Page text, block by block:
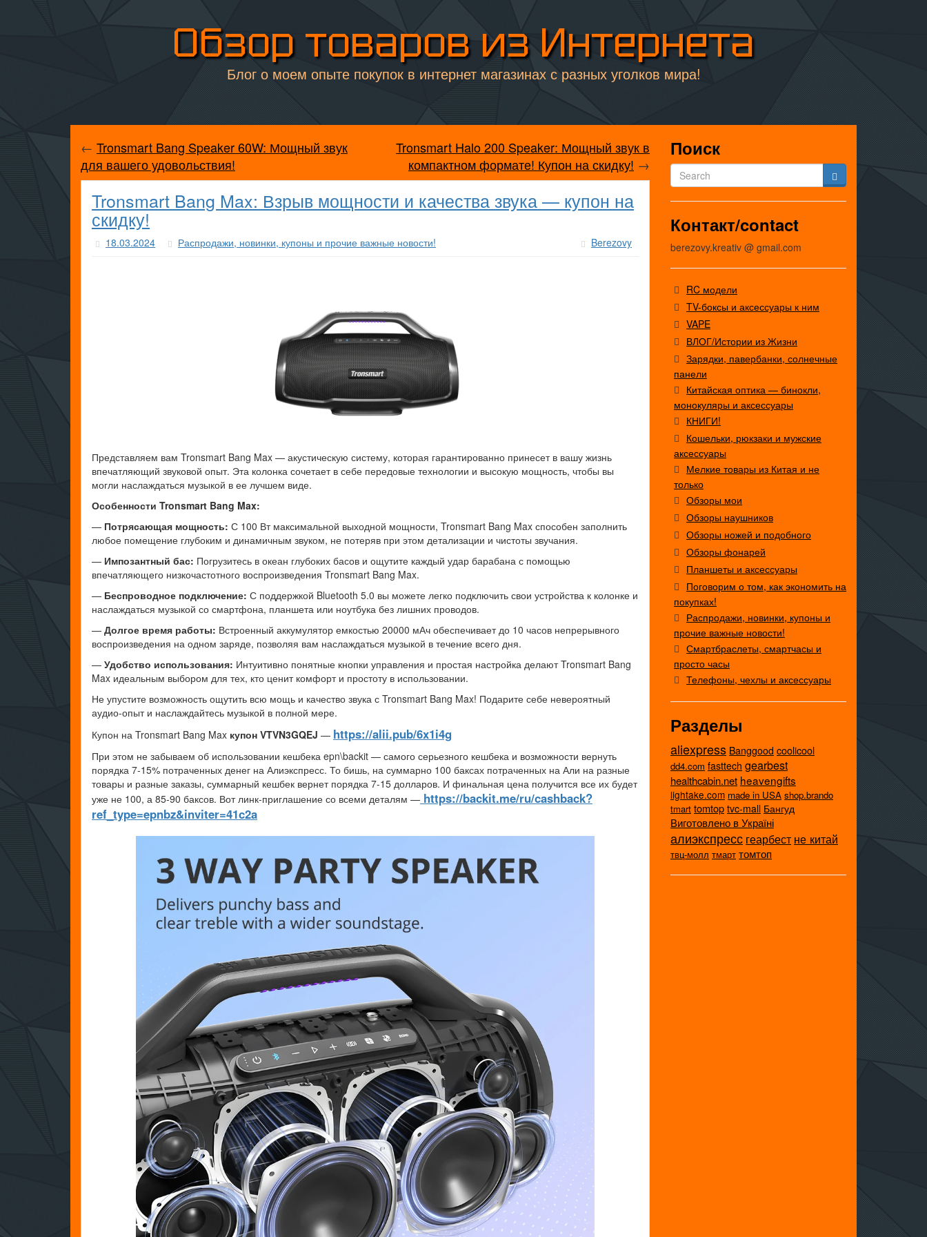
Обзор товаров из Интернета
Блог о моем опыте покупок в интернет магазинах с разных уголков мира!
← Tronsmart Bang Speaker 60W: Мощный звук
для вашего удовольствия!
Tronsmart Halo 200 Speaker: Мощный звук в
компактном формате! Купон на скидку! →
Tronsmart Bang Max: Взрыв мощности и качества звука — купон на
скидку!
18.03.2024 Распродажи, новинки, купоны и прочие важные новости! Berezovy
Представляем вам Tronsmart Bang Max — акустическую систему, которая гарантированно принесет в вашу жизнь
впечатляющий звуковой опыт. Эта колонка сочетает в себе передовые технологии и высокую мощность, чтобы вы
могли наслаждаться музыкой в ее лучшем виде.
Особенности Tronsmart Bang Max:
— Потрясающая мощность: С 100 Вт максимальной выходной мощности, Tronsmart Bang Max способен заполнить
любое помещение глубоким и динамичным звуком, не потеряв при этом детализации и чистоты звучания.
— Импозантный бас: Погрузитесь в океан глубоких басов и ощутите каждый удар барабана с помощью
впечатляющего низкочастотного воспроизведения Tronsmart Bang Max.
— Беспроводное подключение: С поддержкой Bluetooth 5.0 вы можете легко подключить свои устройства к колонке и
наслаждаться музыкой со смартфона, планшета или ноутбука без лишних проводов.
— Долгое время работы: Встроенный аккумулятор емкостью 20000 мАч обеспечивает до 10 часов непрерывного
воспроизведения на одном заряде, позволяя вам наслаждаться музыкой в течение всего дня.
— Удобство использования: Интуитивно понятные кнопки управления и простая настройка делают Tronsmart Bang
Max идеальным выбором для тех, кто ценит комфорт и простоту в использовании.
Не упустите возможность ощутить всю мощь и качество звука с Tronsmart Bang Max! Подарите себе невероятный
аудио-опыт и наслаждайтесь музыкой в полной мере.
Купон на Tronsmart Bang Max купон VTVN3GQEJ — https://alii.pub/6x1i4g
При этом не забываем об использовании кешбека epn\backit — самого серьезного кешбека и возможности вернуть
порядка 7-15% потраченных денег на Алиэкспресс. То бишь, на суммарно 100 баксах потраченных на Али на разные
товары и разные заказы, суммарный кешбек вернет порядка 7-15 долларов. И финальная цена получится все их будет
уже не 100, а 85-90 баксов. Вот линк-приглашение со всеми деталям — https://backit.me/ru/cashback?
ref_type=epnbz&inviter=41c2a
Поиск
Контакт/contact
berezovy.kreativ @ gmail.com
RC модели
TV-боксы и аксессуары к ним
VAPE
ВЛОГ/Истории из Жизни
Зарядки, павербанки, солнечные
панели
Китайская оптика — бинокли,
монокуляры и аксессуары
КНИГИ!
Кошельки, рюкзаки и мужские
аксессуары
Мелкие товары из Китая и не
только
Обзоры мои
Обзоры наушников
Обзоры ножей и подобного
Обзоры фонарей
Планшеты и аксессуары
Поговорим о том, как экономить на
покупках!
Распродажи, новинки, купоны и
прочие важные новости!
Смартбраслеты, смартчасы и
просто часы
Телефоны, чехлы и аксессуары
Разделы
aliexpress Banggood coolicool
dd4.com fasttech gearbest
healthcabin.net heavengifts
lightake.com made in USA shop.brando
tmart tomtop tvc-mall Бангуд
Виготовлено в Україні
алиэкспресс геарбест не китай
твц-молл тмарт томтоп